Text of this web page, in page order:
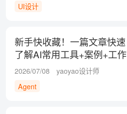
UI设计
新手快收藏！一篇文章快速
了解AI常用工具+案例+工作
流
2026/07/08
yaoyao设计师
Agent